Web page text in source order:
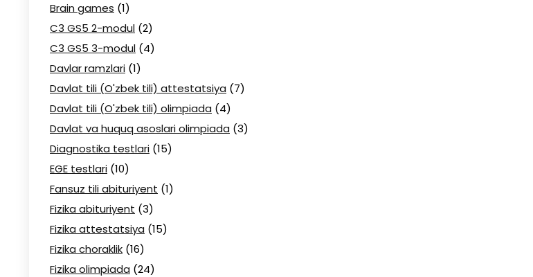
Brain games (1)
C3 GS5 2-modul (2)
C3 GS5 3-modul (4)
Davlar ramzlari (1)
Davlat tili (O'zbek tili) attestatsiya (7)
Davlat tili (O'zbek tili) olimpiada (4)
Davlat va huquq asoslari olimpiada (3)
Diagnostika testlari (15)
EGE testlari (10)
Fansuz tili abituriyent (1)
Fizika abituriyent (3)
Fizika attestatsiya (15)
Fizika choraklik (16)
Fizika olimpiada (24)